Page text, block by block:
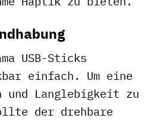
USB-Sticks
einfach. Um eine
und Langlebigkeit zu
der drehbare